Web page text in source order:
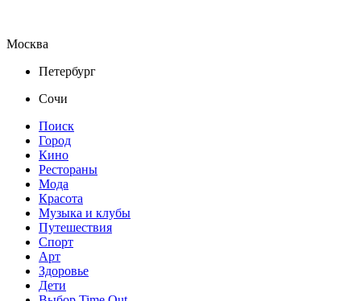
Москва
Петербург
Сочи
Поиск
Город
Кино
Рестораны
Мода
Красота
Музыка и клубы
Путешествия
Спорт
Арт
Здоровье
Дети